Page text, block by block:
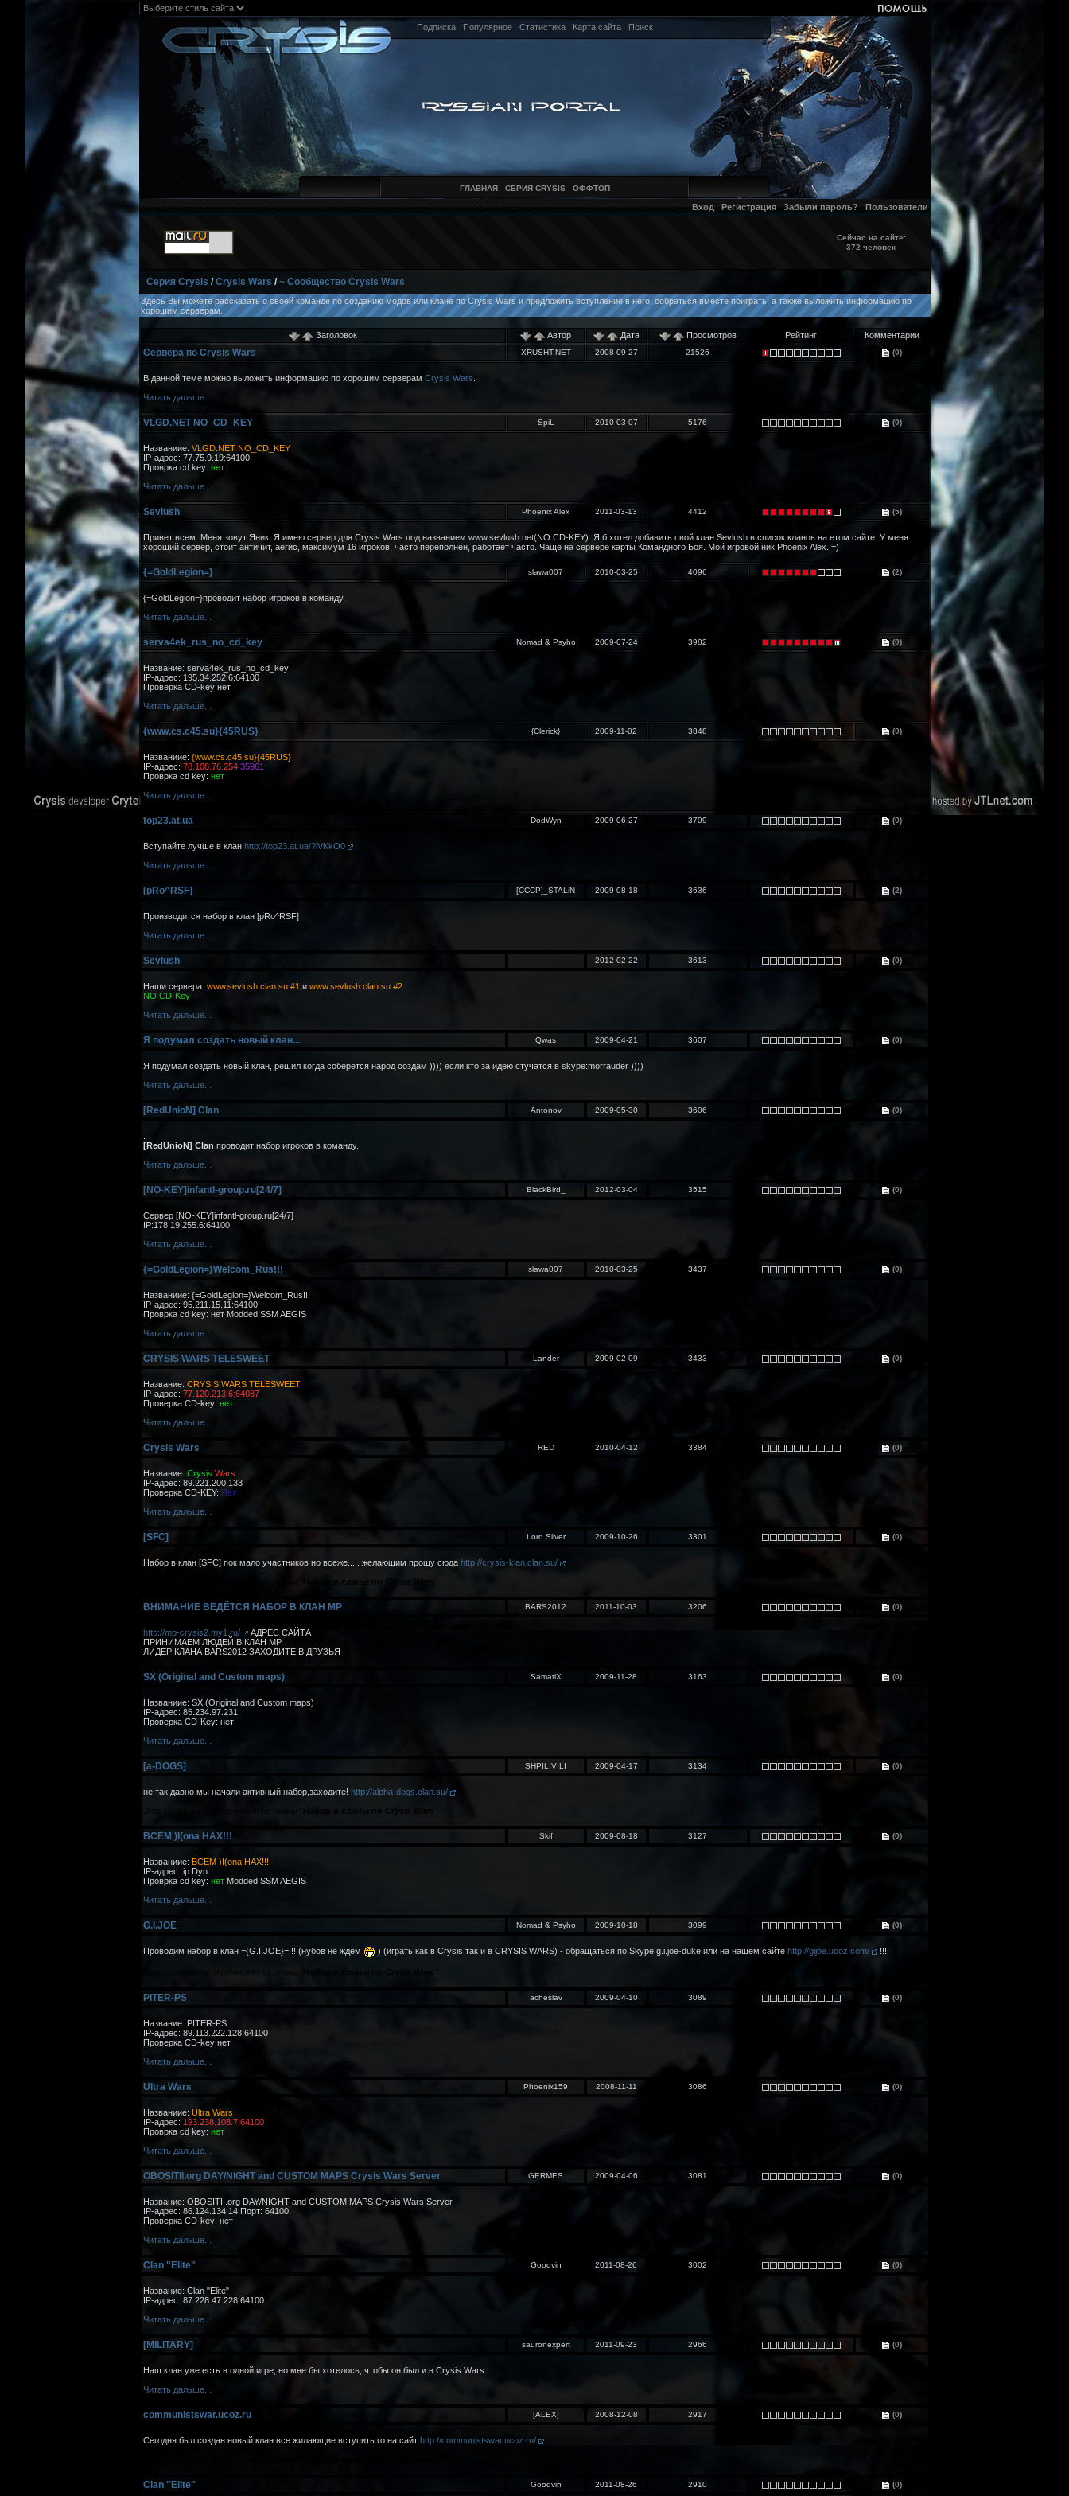
Подписка Популярное Статистика Карта сайта Поиск
ГЛАВНАЯ СЕРИЯ CRYSIS ОФФТОП
Вход Регистрация Забыли пароль? Пользователи
Сейчас на сайте:
372 человек
Серия Crysis /Crysis Wars /~ Сообщество Crysis Wars
Здесь Вы можете рассказать о своей команде по созданию модов или клане по Crysis Wars и предложить вступление в него, собраться вместе поиграть, а также выложить информацию по
хорошим серверам.
Заголовок Автор Дата Просмотров Рейтинг Комментарии
Сервера по Crysis Wars XRUSHT.NET 2008-09-27 21526 (0)
В данной теме можно выложить информацию по хорошим серверам Crysis Wars
Читать дальше...
VLGD.NET NO_CD_KEY SpiL 2010-03-07 5176 (0)
Названиие: VLGD.NET NO_CD_KEY
IP-адрес: 77.75.9.19:64100
Проврка cd key: нет
Читать дальше...
Sevlush Phoenix Alex 2011-03-13 4412 (5)
Привет всем. Меня зовут Яник. Я имею сервер для Crysis Wars под названием www.sevlush.net(NO CD-KEY). Я б хотел добавить свой клан Sevlush в список кланов на етом сайте. У меня
хороший сервер, стоит античит, аегис, максимум 16 игроков, часто переполнен, работает часто. Чаще на сервере карты Командного Боя. Мой игровой ник Phoenix Alex. =)
{=GoldLegion=} slawa007 2010-03-25 4096 (2)
{=GoldLegion=}проводит набор игроков в команду.
Читать дальше...
serva4ek_rus_no_cd_key Nomad & Psyho 2009-07-24 3982 (0)
Название: serva4ek_rus_no_cd_key
IP-адрес: 195.34.252.6:64100
Проверка CD-key нет
Читать дальше...
{www.cs.c45.su}{45RUS} {Clerick} 2009-11-02 3848 (0)
Названиие: {www.cs.c45.su}{45RUS}
IP-адрес: 78.108.76.254:35961
Проврка cd key: нет
Читать дальше...
top23.at.ua DodWyn 2009-06-27 3709 (0)
Вступайте лучше в клан http://top23.at.ua/?lVKkO0
Читать дальше...
[pRo^RSF] [CCCP]_STALiN 2009-08-18 3636 (2)
Производится набор в клан [pRo^RSF]
Читать дальше...
Sevlush 2012-02-22 3613 (0)
Наши сервера: www.sevlush.clan.su #1 и www.sevlush.clan.su #2
NO CD-Key
Читать дальше...
Я подумал создать новый клан... Qwas 2009-04-21 3607 (0)
Я подумал создать новый клан, решил когда соберется народ создам )))) если кто за идею стучатся в skype:morrauder ))))
Читать дальше...
[RedUnioN] Clan Antonov 2009-05-30 3606 (0)
[RedUnioN] Clan проводит набор игроков в команду.
Читать дальше...
[NO-KEY]infantl-group.ru[24/7] BlackBird_ 2012-03-04 3515 (0)
Сервер [NO-KEY]infantl-group.ru[24/7]
IP:178.19.255.6:64100
Читать дальше...
{=GoldLegion=}Welcom_Rus!!! slawa007 2010-03-25 3437 (0)
Названиие: {=GoldLegion=}Welcom_Rus!!!
IP-адрес: 95.211.15.11:64100
Проврка cd key: нет Modded SSM AEGIS
Читать дальше...
CRYSIS WARS TELESWEET Lander 2009-02-09 3433 (0)
Название: CRYSIS WARS TELESWEET
IP-адрес: 77.120.213.6:64087
Проверка CD-key: нет
Читать дальше...
Crysis Wars RED 2010-04-12 3384 (0)
Название: Crysis Wars
IP-адрес: 89.221.200.133
Проверка CD-KEY: Нет
Читать дальше...
[SFC] Lord Silver 2009-10-26 3301 (0)
Набор в клан [SFC] пок мало участников но всеже..... желающим прошу сюда http://crysis-klan.clan.su/
Набор в кланы по Crysis Wars
ВНИМАНИЕ ВЕДЁТСЯ НАБОР В КЛАН MP BARS2012 2011-10-03 3206 (0)
http://mp-crysis2.my1.ru/
АДРЕС САЙТА
ПРИНИМАЕМ ЛЮДЕЙ В КЛАН MP
ЛИДЕР КЛАНА BARS2012 ЗАХОДИТЕ В ДРУЗЬЯ
SX (Original and Custom maps) SamatiX 2009-11-28 3163 (0)
Названиие: SX (Original and Custom maps)
IP-адрес: 85.234.97.231
Проверка CD-Key: нет
Читать дальше...
[a-DOGS] SHPILIVILI 2009-04-17 3134 (0)
не так давно мы начали активный набор,заходите! http://alpha-dogs.clan.su/
Это сообщение перенесено из темы "
Набор в кланы по Crysis Wars
BCEM )I(ona HAX!!! Skif 2009-08-18 3127 (0)
Названиие: BCEM )I(ona HAX!!!
IP-адрес: ip Dyn.
Проврка cd key: нетModded SSM AEGIS
Читать дальше...
G.I.JOE Nomad & Psyho 2009-10-18 3099 (0)
Проводим набор в клан ={G.I.JOE}=!!! (нубов не ждём ) (играть как в Crysis так и в CRYSIS WARS) - обращаться по Skype g.i.joe-duke или на нашем сайте http://gijoe.ucoz.com/ !!!!
Это сообщение перенесено из темы " Набор в кланы по Crysis Wars
PITER-PS acheslav 2009-04-10 3089 (0)
Название: PITER-PS
IP-адрес: 89.113.222.128:64100
Проверка CD-key нет
Читать дальше...
Ultra Wars Phoenix159 2008-11-11 3086 (0)
Названиие: Ultra Wars
IP-адрес: 193.238.108.7:64100
Проврка cd key: нет
Читать дальше...
OBOSITII.org DAY/NIGHT and CUSTOM MAPS Crysis Wars Server GERMES 2009-04-06 3081 (0)
Название: OBOSITII.org DAY/NIGHT and CUSTOM MAPS Crysis Wars Server
IP-адрес: 86.124.134.14 Порт: 64100
Проверка CD-key: нет
Читать дальше...
Clan "Elite" Goodvin 2011-08-26 3002 (0)
Название: Clan "Elite"
IP-адрес: 87.228.47.228:64100
Читать дальше...
[MILITARY] sauronexpert 2011-09-23 2966 (0)
Наш клан уже есть в одной игре, но мне бы хотелось, чтобы он был и в Crysis Wars.
Читать дальше...
communistswar.ucoz.ru [ALEX] 2008-12-08 2917 (0)
Сегодня был создан новый клан все жилающие вступить го на сайт http://communistswar.ucoz.ru/
Clan "Elite" Goodvin 2011-08-26 2910 (0)